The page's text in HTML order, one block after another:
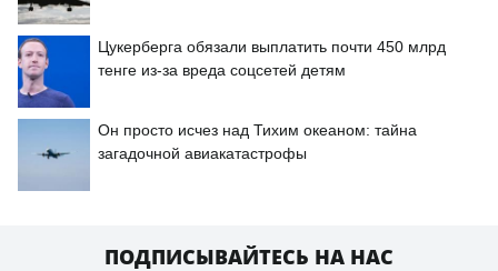
Цукерберга обязали выплатить почти 450 млрд
тенге из-за вреда соцсетей детям
Он просто исчез над Тихим океаном: тайна
загадочной авиакатастрофы
ПОДПИСЫВАЙТЕСЬ НА НАС